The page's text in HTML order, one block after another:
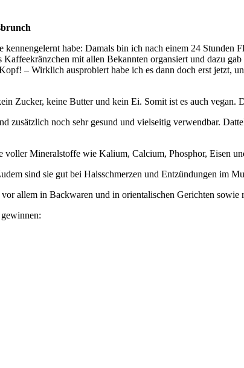
kennengelernt habe: Damals bin ich nach einem 24
mit allen Bekannten organsiert und dazu
– Wirklich ausprobiert habe ich es dann doch erst jetzt,
Zucker, keine Butter und kein Ei. Somit ist es auch vegan.
zusätzlich noch sehr gesund und vielseitig verwendbar.
voller Mineralstoffe wie Kalium, Calcium, Phosphor, Eisen
sind sie gut bei Halsschmerzen und Entzündungen im
allem in Backwaren und in orientalischen Gerichten sowie